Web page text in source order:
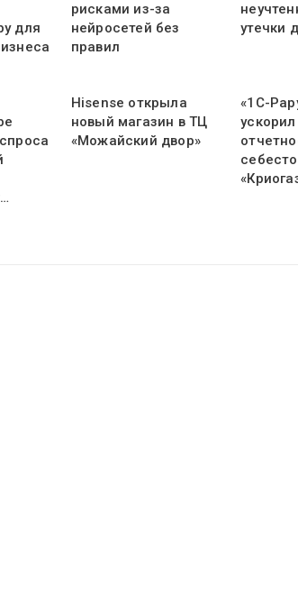
для
рисками из-за
нейросетей без
правил
утечки
Hisense открыла
новый магазин в ТЦ
«Можайский двор»
«1С-